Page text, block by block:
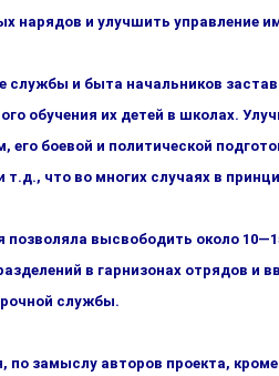
нарядов и улучшить управление
службы и быта начальников
обучения их детей в школах.
боевой и политической
что во многих случаях в
позволяла высвободить около
в гарнизонах отрядов и
службы.
замыслу авторов проекта,